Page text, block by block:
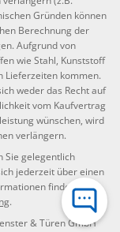
Gründen können
Berechnung der
Aufgrund von
wie Stahl, Kunststoff
Lieferzeiten kommen.
weder das Recht auf
vom Kaufvertrag
wünschen, wird
verlängern.
Sie gelegentlich
jederzeit über einen
finden Sie in
.
& Türen GmbH